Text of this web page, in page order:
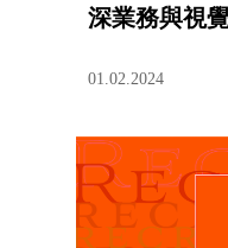
深業務與視
01.02.2024